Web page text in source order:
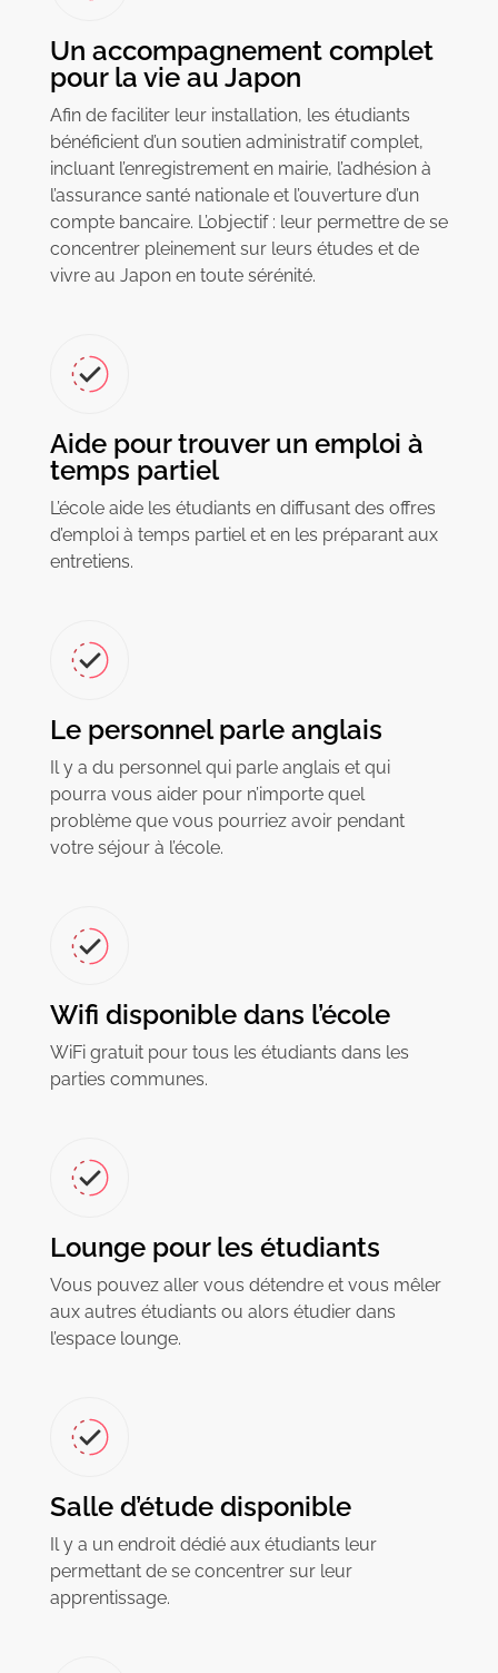
Un accompagnement complet
pour la vie au Japon
Afin de faciliter leur installation, les étudiants
bénéficient d’un soutien administratif complet,
incluant l’enregistrement en mairie, l’adhésion à
l’assurance santé nationale et l’ouverture d’un
compte bancaire. L’objectif : leur permettre de se
concentrer pleinement sur leurs études et de
vivre au Japon en toute sérénité.
Aide pour trouver un emploi à
temps partiel
L’école aide les étudiants en diffusant des offres
d’emploi à temps partiel et en les préparant aux
entretiens.
Le personnel parle anglais
Il y a du personnel qui parle anglais et qui
pourra vous aider pour n’importe quel
problème que vous pourriez avoir pendant
votre séjour à l’école.
Wifi disponible dans l’école
WiFi gratuit pour tous les étudiants dans les
parties communes.
Lounge pour les étudiants
Vous pouvez aller vous détendre et vous mêler
aux autres étudiants ou alors étudier dans
l’espace lounge.
Salle d’étude disponible
Il y a un endroit dédié aux étudiants leur
permettant de se concentrer sur leur
apprentissage.